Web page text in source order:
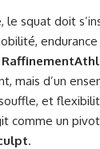
le squat doit
mais d’un
et
comme un
.